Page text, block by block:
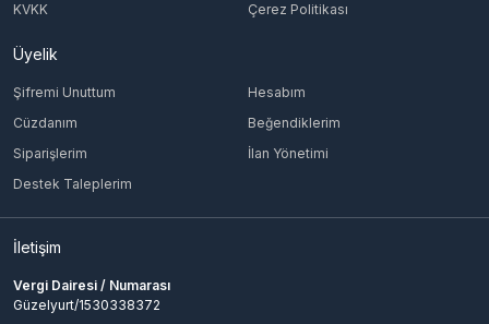
KVKK
Çerez Politikası
Üyelik
Şifremi Unuttum
Hesabım
Cüzdanım
Beğendiklerim
Siparişlerim
İlan Yönetimi
Destek Taleplerim
İletişim
Vergi Dairesi / Numarası
Güzelyurt/1530338372